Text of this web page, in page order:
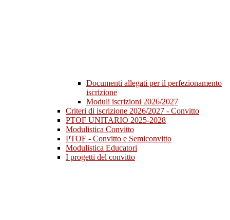
Documenti allegati per il perfezionamento
iscrizione
Moduli iscrizioni 2026/2027
Criteri di iscrizione 2026/2027 - Convitto
PTOF UNITARIO 2025-2028
Modulistica Convitto
PTOF - Convitto e Semiconvitto
Modulistica Educatori
I progetti del convitto